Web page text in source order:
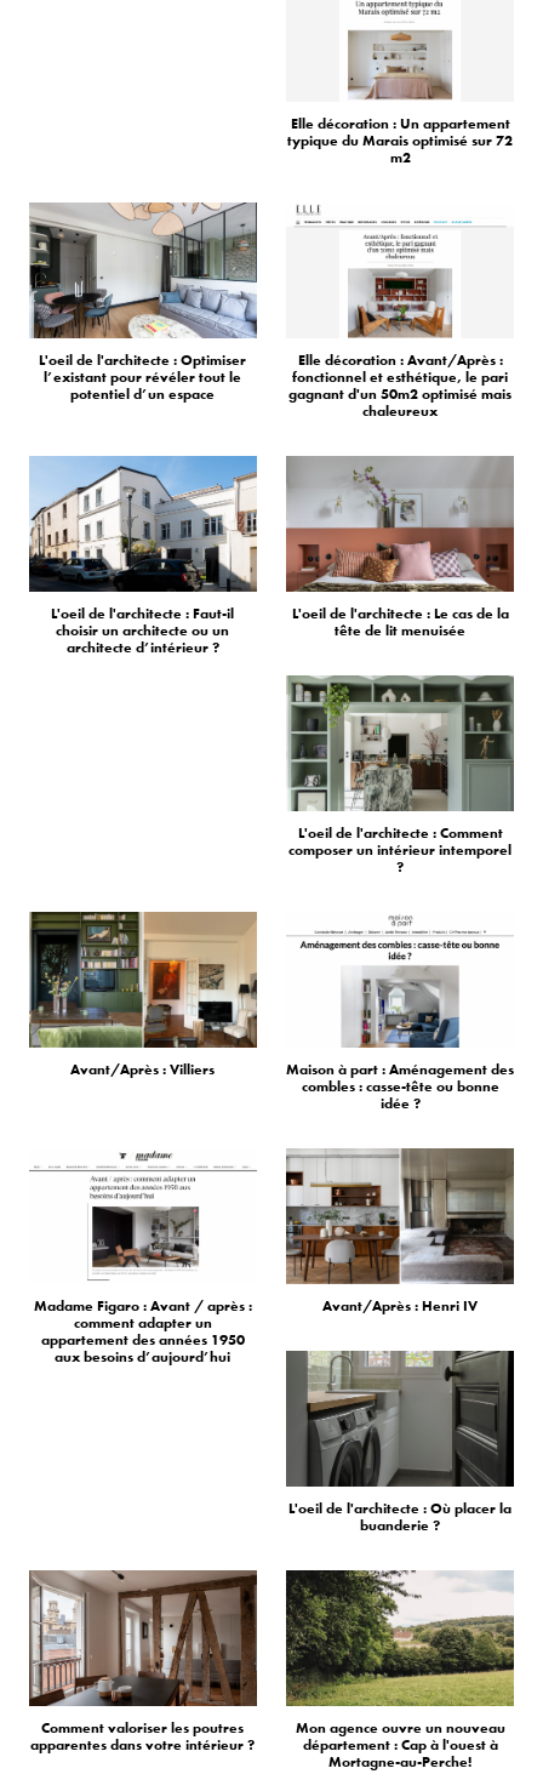
Elle décoration : Un appartement
typique du Marais optimisé sur 72
m2
L'oeil de l'architecte : Optimiser
l’existant pour révéler tout le
potentiel d’un espace
Elle décoration : Avant/Après :
fonctionnel et esthétique, le pari
gagnant d'un 50m2 optimisé mais
chaleureux
L'oeil de l'architecte : Faut-il
choisir un architecte ou un
architecte d’intérieur ?
L'oeil de l'architecte : Le cas de la
tête de lit menuisée
L'oeil de l'architecte : Comment
composer un intérieur intemporel
?
Avant/Après : Villiers
Maison à part : Aménagement des
combles : casse-tête ou bonne
idée ?
Madame Figaro : Avant / après :
comment adapter un
appartement des années 1950
aux besoins d’aujourd’hui
Avant/Après : Henri IV
L'oeil de l'architecte : Où placer la
buanderie ?
Comment valoriser les poutres
apparentes dans votre intérieur ?
Mon agence ouvre un nouveau
département : Cap à l'ouest à
Mortagne-au-Perche!